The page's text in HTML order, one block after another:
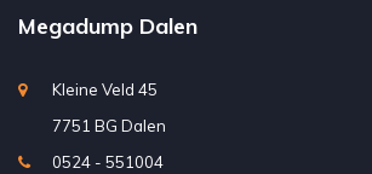
Megadump Dalen
Kleine Veld 45
7751 BG Dalen
0524 - 551004